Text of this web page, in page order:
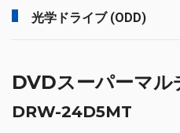
光学ドライブ (ODD)
DVDスーパーマ
DRW-24D5MT